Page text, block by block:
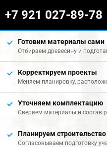
+7 921 027-89-78
Готовим материалы сами
Отбираем древесину и
Корректируем проекты
Меняем планировку,
Уточняем комплектацию
Сверяем материалы и состав
Планируем строительство
Согласовываем подготовку